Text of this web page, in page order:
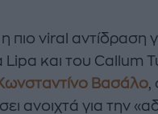
πιο viral αντίδραση
Lipa και του Callum
Βασάλο,
ανοιχτά για την